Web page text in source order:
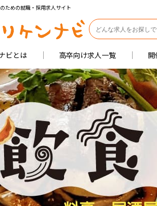
ための就職・採用求人サイト
ビとは 高卒向け求人一覧